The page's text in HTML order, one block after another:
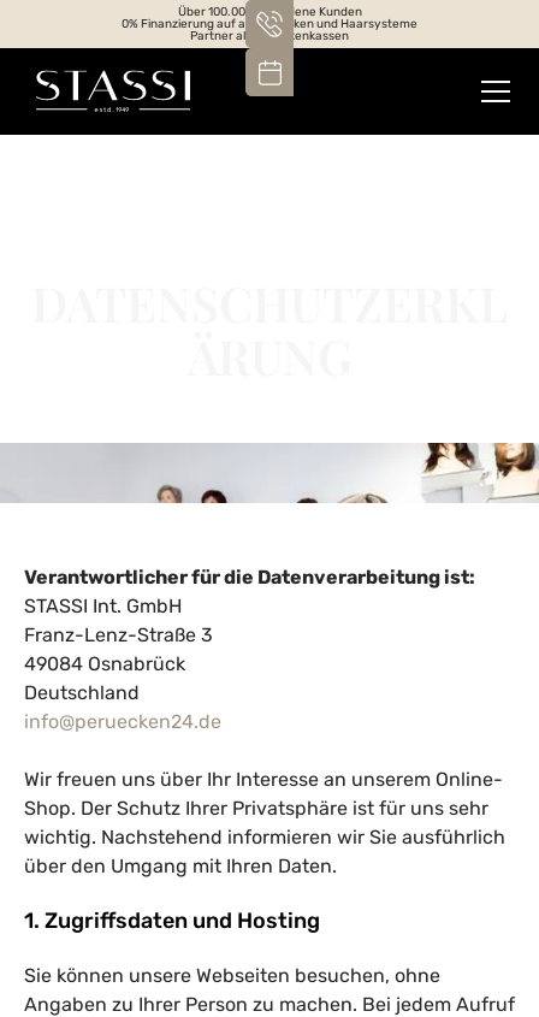
Über 100.000 zufriedene Kunden
0% Finanzierung auf alle Perücken und Haarsysteme
Partner aller Krankenkassen
Verantwortlicher für die Datenverarbeitung ist:
STASSI Int. GmbH
Franz-Lenz-Straße 3
49084 Osnabrück
Deutschland
info@peruecken24.de
Wir freuen uns über Ihr Interesse an unserem Online-
Shop. Der Schutz Ihrer Privatsphäre ist für uns sehr
wichtig. Nachstehend informieren wir Sie ausführlich
über den Umgang mit Ihren Daten.
1. Zugriffsdaten und Hosting
Sie können unsere Webseiten besuchen, ohne
Angaben zu Ihrer Person zu machen. Bei jedem Aufruf